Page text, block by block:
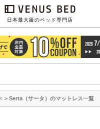
日本最大級のベッド専門店
Serta（サータ）のマットレス一覧